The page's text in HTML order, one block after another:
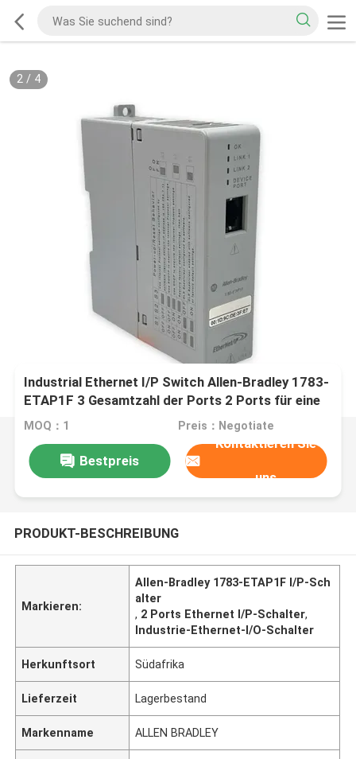
2/ 4
Industrial Ethernet I/P Switch Allen-Bradley 1783-
ETAP1F 3 Gesamtzahl der Ports 2 Ports für eine
reibungslose industrielle Kommunikation
MOQ：1 Preis：Negotiate
Bestpreis
Kontaktieren Sie
uns
PRODUKT-BESCHREIBUNG
Markieren:
Allen-Bradley 1783-ETAP1F I/P-Sch
alter
, 2 Ports Ethernet I/P-Schalter,
Industrie-Ethernet-I/O-Schalter
Herkunftsort Südafrika
Lieferzeit Lagerbestand
Markenname ALLEN BRADLEY